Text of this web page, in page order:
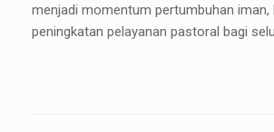
menjadi momentum pertumbuhan iman,
peningkatan pelayanan pastoral bagi